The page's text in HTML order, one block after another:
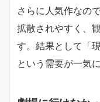
さらに人気作なの
拡散されやすく、
す。結果として「
という需要が一気